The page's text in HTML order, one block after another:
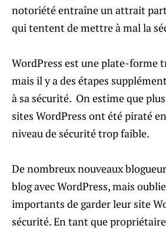
notoriété entraîne un attrait
qui tentent de mettre à mal la
WordPress est une plate-forme
mais il y a des étapes
à sa sécurité. On estime que
sites WordPress ont été piraté
niveau de sécurité trop faible.
De nombreux nouveaux
blog avec WordPress, mais
importants de garder leur site
sécurité. En tant que